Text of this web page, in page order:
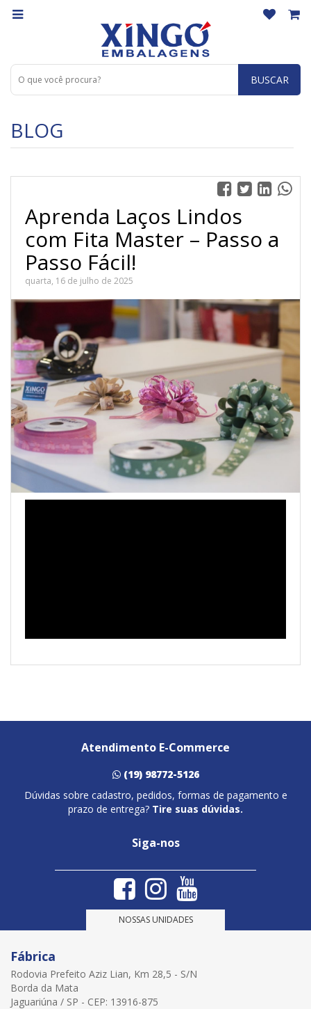
BUSCAR
BLOG
Aprenda Laços Lindos
com Fita Master – Passo a
Passo Fácil!
quarta, 16 de julho de 2025
Atendimento E-Commerce
(19) 98772-5126
Dúvidas sobre cadastro, pedidos, formas de pagamento e
prazo de entrega? Tire suas dúvidas.
Siga-nos
NOSSAS UNIDADES
Fábrica
Rodovia Prefeito Aziz Lian, Km 28,5 - S/N
Borda da Mata
Jaguariúna / SP - CEP: 13916-875